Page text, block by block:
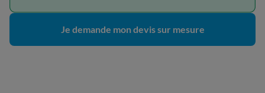
Je demande mon devis sur mesure